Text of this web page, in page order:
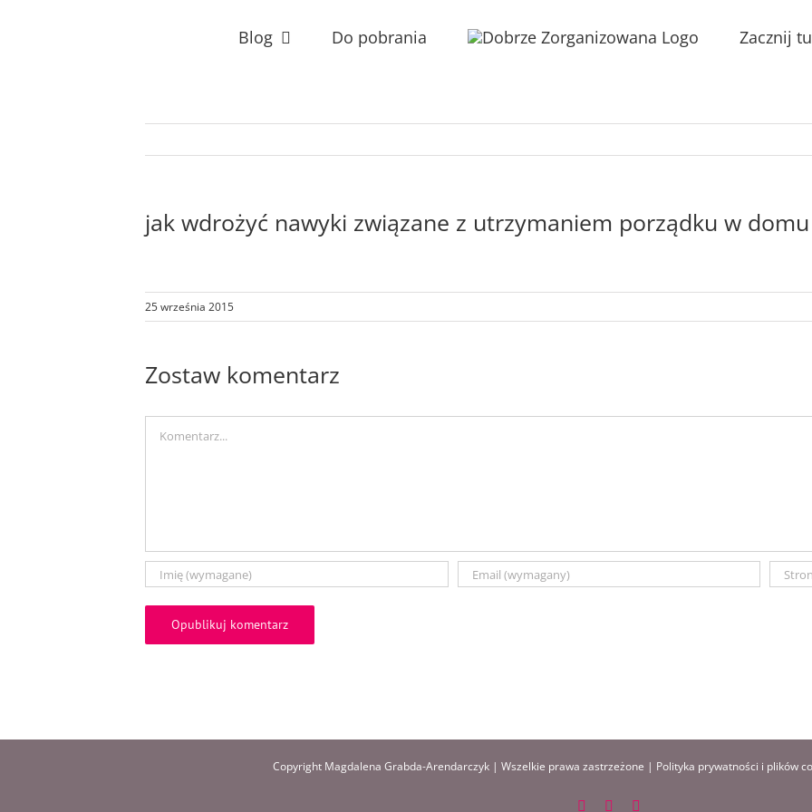
Blog Do pobrania Zacznij
jak wdrożyć nawyki związane z utrzymaniem porządku w domu
25 września 2015
Zostaw komentarz
Copyright Magdalena Grabda-Arendarczyk | Wszelkie prawa zastrzeżone | Polityka prywatności i plików
FacebookInstagram